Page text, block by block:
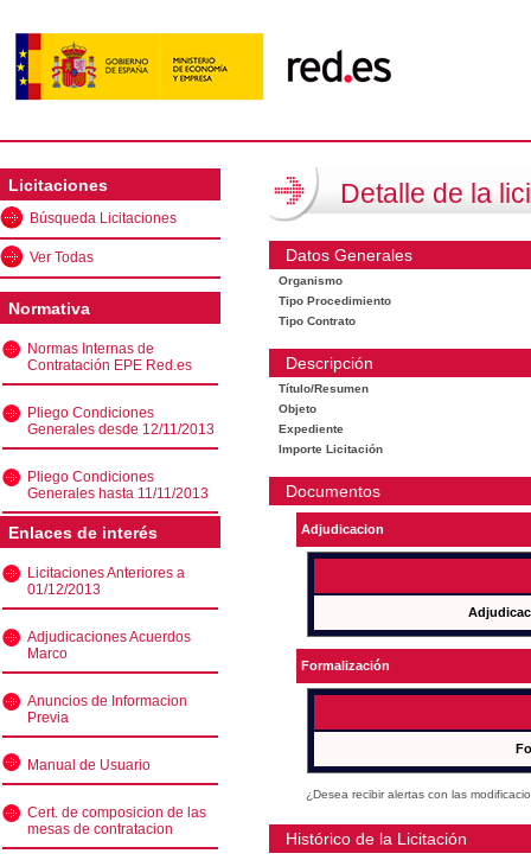
Licitaciones
Búsqueda Licitaciones
Ver Todas
Normativa
Normas Internas de
Contratación EPE Red.es
Pliego Condiciones
Generales desde 12/11/2013
Pliego Condiciones
Generales hasta 11/11/2013
Enlaces de interés
Licitaciones Anteriores a
01/12/2013
Adjudicaciones Acuerdos
Marco
Anuncios de Informacion
Previa
Manual de Usuario
Cert. de composicion de las
mesas de contratacion
Detalle de la
Datos Generales
Organismo
Tipo Procedimiento
Tipo Contrato
Descripción
Título/Resumen
Objeto
Expediente
Importe Licitación
Documentos
Adjudicacion
Formalización
¿Desea recibir alertas con las
Histórico de la Licitación